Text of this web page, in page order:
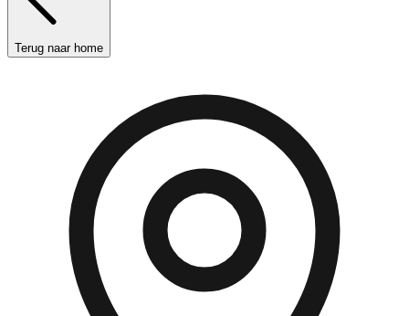
Terug naar home